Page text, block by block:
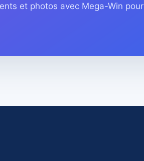
et photos avec Mega-Win pour